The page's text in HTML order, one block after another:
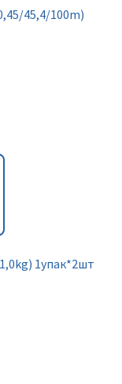
45,4/100m)
1упак*2шт